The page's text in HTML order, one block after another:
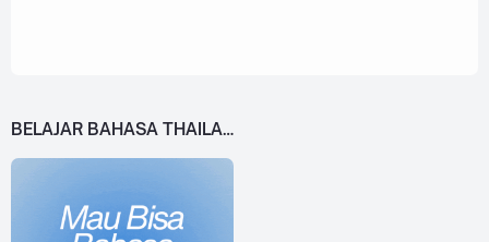
BELAJAR BAHASA THAILAND DARI 0!